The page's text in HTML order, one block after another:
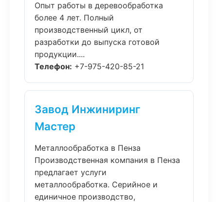
Опыт работы в деревообработка
более 4 лет. Полный
производственный цикл, от
разработки до выпуска готовой
продукции....
Телефон: +7-975-420-85-21
Завод Инжиниринг
Мастер
Металлообработка в Пенза
Производственная компания в Пенза
предлагает услуги
металлообработка. Серийное и
единичное производство,